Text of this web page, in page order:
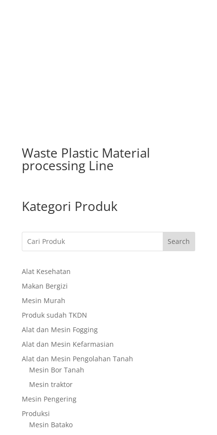
Waste Plastic Material
processing Line
Kategori Produk
Search
Alat Kesehatan
Makan Bergizi
Mesin Murah
Produk sudah TKDN
Alat dan Mesin Fogging
Alat dan Mesin Kefarmasian
Alat dan Mesin Pengolahan Tanah
Mesin Bor Tanah
Mesin traktor
Mesin Pengering
Produksi
Mesin Batako